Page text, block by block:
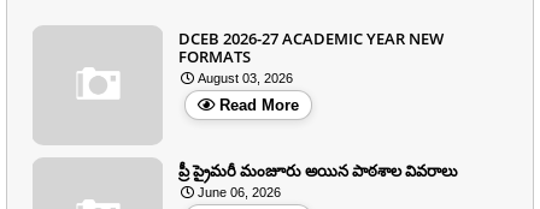
DCEB 2026-27 ACADEMIC YEAR NEW
FORMATS
August 03, 2026
Read More
ప్రీ ప్రైమరీ మంజూరు అయిన పాఠశాల వివరాలు
June 06, 2026